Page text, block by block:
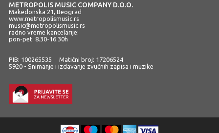
METROPOLIS MUSIC COMPANY D.O.O.
Makedonska 21, Beograd
www.metropolismusic.rs
music@metropolismusic.rs
radno vreme kancelarije:
pon-pet 8.30-16.30h
PIB: 100265535 Matični broj: 17206524
5920 - Snimanje i izdavanje zvučnih zapisa i muzike